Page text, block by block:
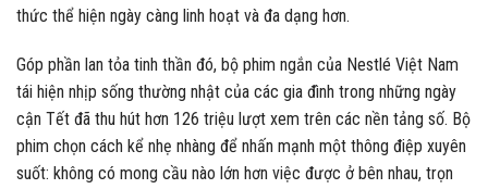
thức thể hiện ngày càng linh hoạt và đa dạng hơn.
Góp phần lan tỏa tinh thần đó, bộ phim ngắn của Nestlé Việt Nam
tái hiện nhịp sống thường nhật của các gia đình trong những ngày
cận Tết đã thu hút hơn 126 triệu lượt xem trên các nền tảng số. Bộ
phim chọn cách kể nhẹ nhàng để nhấn mạnh một thông điệp xuyên
suốt: không có mong cầu nào lớn hơn việc được ở bên nhau, trọn